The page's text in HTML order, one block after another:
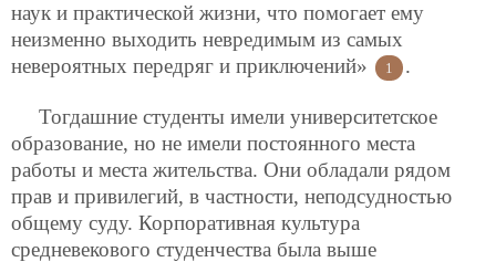
наук и практической жизни, что помогает ему
неизменно выходить невредимым из самых
невероятных передряг и приключений»
1 .
Тогдашние студенты имели университетское
образование, но не имели постоянного места
работы и места жительства. Они обладали рядом
прав и привилегий, в частности, неподсудностью
общему суду. Корпоративная культура
средневекового студенчества была выше